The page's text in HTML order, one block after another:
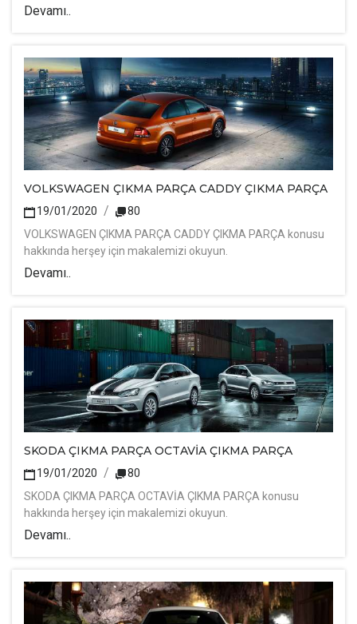
Devamı..
VOLKSWAGEN ÇIKMA PARÇA CADDY ÇIKMA PARÇA
19/01/2020
80
VOLKSWAGEN ÇIKMA PARÇA CADDY ÇIKMA PARÇA konusu
hakkında herşey için makalemizi okuyun.
Devamı..
SKODA ÇIKMA PARÇA OCTAVİA ÇIKMA PARÇA
19/01/2020
80
SKODA ÇIKMA PARÇA OCTAVİA ÇIKMA PARÇA konusu
hakkında herşey için makalemizi okuyun.
Devamı..